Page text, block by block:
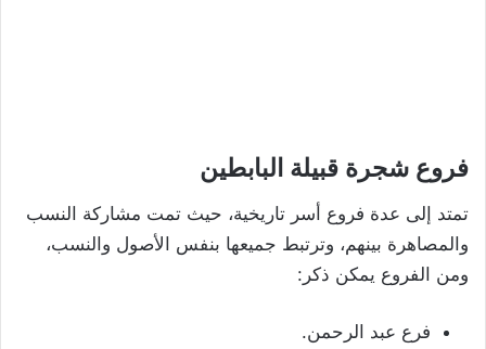
فروع شجرة قبيلة البابطين
تمتد إلى عدة فروع أسر تاريخية، حيث تمت مشاركة النسب
والمصاهرة بينهم، وترتبط جميعها بنفس الأصول والنسب،
ومن الفروع يمكن ذكر:
فرع عبد الرحمن.